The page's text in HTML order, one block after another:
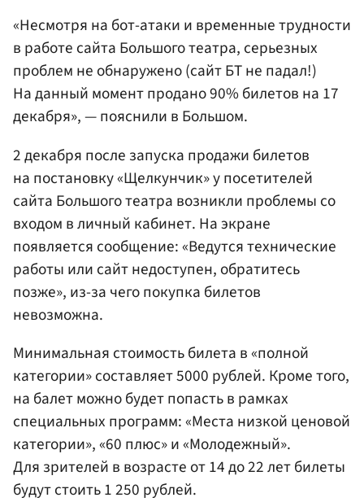
«Несмотря на бот-атаки и временные трудности
в работе сайта Большого театра, серьезных
проблем не обнаружено (сайт БТ не падал!)
На данный момент продано 90% билетов на 17
декабря», — пояснили в Большом.
2 декабря после запуска продажи билетов
на постановку «Щелкунчик» у посетителей
сайта Большого театра возникли проблемы со
входом в личный кабинет. На экране
появляется сообщение: «Ведутся технические
работы или сайт недоступен, обратитесь
позже», из-за чего покупка билетов
невозможна.
Минимальная стоимость билета в «полной
категории» составляет 5000 рублей. Кроме того,
на балет можно будет попасть в рамках
специальных программ: «Места низкой ценовой
категории», «60 плюс» и «Молодежный».
Для зрителей в возрасте от 14 до 22 лет билеты
будут стоить 1 250 рублей.